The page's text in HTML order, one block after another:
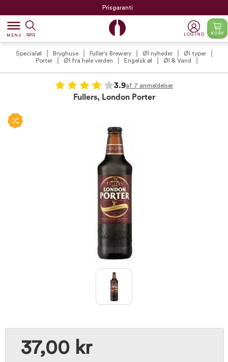
Prisgaranti
dehaze
MENU SØG LOG IND KURV
Specialøl Bryghuse Fuller's Brewery Øl nyheder
Øl typer
Porter
Øl fra hele verden Engelsk øl Øl & Vand
3.9af 7 anmeldelser
Fullers, London Porter
37,00 kr